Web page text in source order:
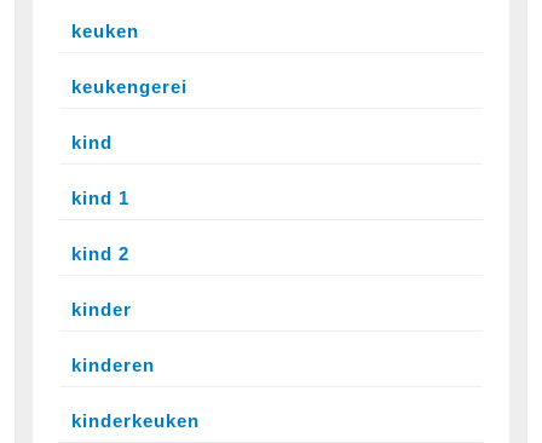
keuken
keukengerei
kind
kind 1
kind 2
kinder
kinderen
kinderkeuken